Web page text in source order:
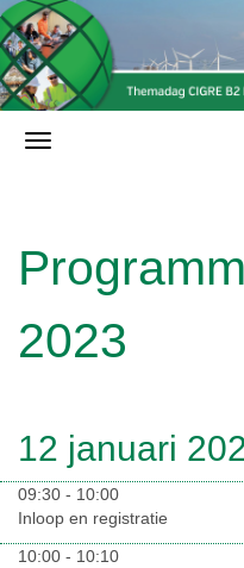
2023
12 januari
09:30 - 10:00
Inloop en registratie
10:00 - 10:10